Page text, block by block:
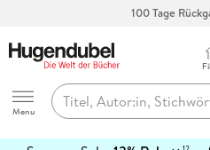
100 Tage
Hugendubel
Menu